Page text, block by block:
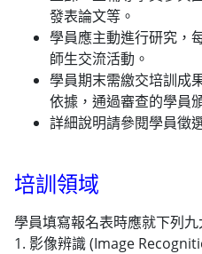
發表論文等。
學員應主動進行研究，
師生交流活動。
學員期末需繳交培訓成
依據，通過審查的學員
詳細說明請參閱學員徵
培訓領域
學員填寫報名表時應就下列
1. 影像辨識 (Image